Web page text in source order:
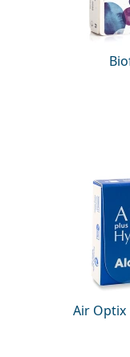
Air Optix